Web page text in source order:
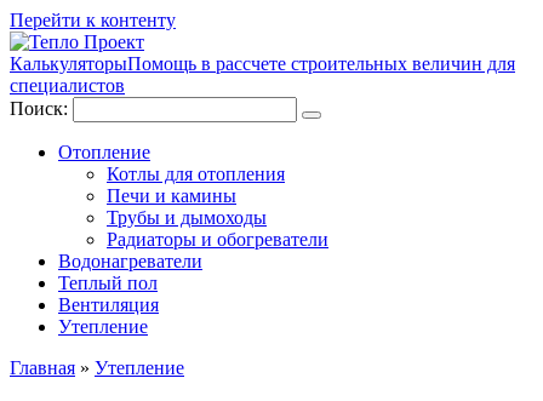
Перейти к контенту
КалькуляторыПомощь в рассчете строительных величин для
специалистов
Поиск:
Отопление
Котлы для отопления
Печи и камины
Трубы и дымоходы
Радиаторы и обогреватели
Водонагреватели
Теплый пол
Вентиляция
Утепление
Главная » Утепление